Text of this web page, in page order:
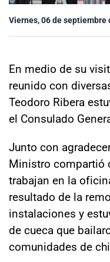
Sala de prensa
modo
Viernes, 06 de septiembre
En medio de su
reunido con
Teodoro Ribera
el Consulado
Junto con
Ministro compartió
trabajan en la
resultado de la
instalaciones y
de cueca que
comunidades de